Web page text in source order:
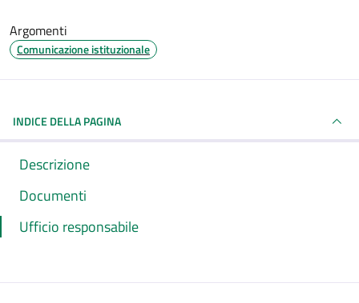
Argomenti
Comunicazione istituzionale
INDICE DELLA PAGINA
Descrizione
Documenti
Ufficio responsabile